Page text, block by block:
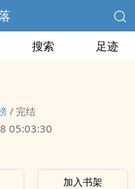
搜索 足迹
/ 完结
05:03:30
加入书架